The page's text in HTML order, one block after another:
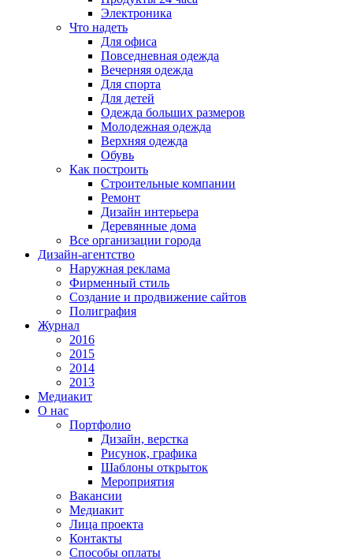
Электроника
Что надеть
Для офиса
Повседневная одежда
Вечерняя одежда
Для спорта
Для детей
Одежда больших размеров
Молодежная одежда
Верхняя одежда
Обувь
Как построить
Строительные компании
Ремонт
Дизайн интерьера
Деревянные дома
Все организации города
Дизайн-агентство
Наружная реклама
Фирменный стиль
Создание и продвижение сайтов
Полиграфия
Журнал
2016
2015
2014
2013
Медиакит
О нас
Портфолио
Дизайн, верстка
Рисунок, графика
Шаблоны открыток
Мероприятия
Вакансии
Медиакит
Лица проекта
Контакты
Способы оплаты